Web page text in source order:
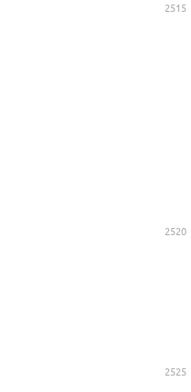
2515
2520
2525